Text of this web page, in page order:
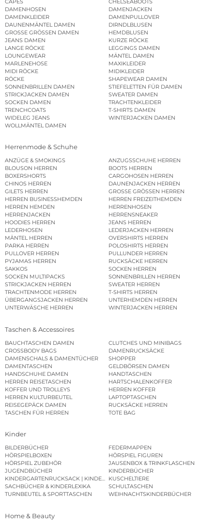
CAPES
CHELSEABOOTS
DAMENHOSEN
DAMENJACKEN
DAMENKLEIDER
DAMENPULLOVER
DAUNENMÄNTEL DAMEN
DIRNDLBLUSEN
GROSSE GRÖSSEN DAMEN
HEMDBLUSEN
JEANS DAMEN
KURZE RÖCKE
LANGE RÖCKE
LEGGINGS DAMEN
LOUNGEWEAR
MÄNTEL DAMEN
MARLENEHOSE
MAXIKLEIDER
MIDI RÖCKE
MIDIKLEIDER
RÖCKE
SHAPEWEAR DAMEN
SONNENBRILLEN DAMEN
STIEFELETTEN FÜR DAMEN
STRICKJACKEN DAMEN
SWEATER DAMEN
SOCKEN DAMEN
TRACHTENKLEIDER
TRENCHCOATS
T-SHIRTS DAMEN
WIDELEG JEANS
WINTERJACKEN DAMEN
WOLLMÄNTEL DAMEN
Herrenmode & Schuhe
ANZÜGE & SMOKINGS
ANZUGSSCHUHE HERREN
BLOUSON HERREN
BOOTS HERREN
BOXERSHORTS
CARGOHOSEN HERREN
CHINOS HERREN
DAUNENJACKEN HERREN
GILETS HERREN
GROSSE GRÖSSEN HERREN
HERREN BUSINESSHEMDEN
HERREN FREIZEITHEMDEN
HERREN HEMDEN
HERRENHOSEN
HERRENJACKEN
HERRENSNEAKER
HOODIES HERREN
JEANS HERREN
LEDERHOSEN
LEDERJACKEN HERREN
MÄNTEL HERREN
OVERSHIRTS HERREN
PARKA HERREN
POLOSHIRTS HERREN
PULLOVER HERREN
PULLUNDER HERREN
PYJAMAS HERREN
RUCKSÄCKE HERREN
SAKKOS
SOCKEN HERREN
SOCKEN MULTIPACKS
SONNENBRILLEN HERREN
STRICKJACKEN HERREN
SWEATER HERREN
TRACHTENMODE HERREN
T-SHIRTS HERREN
ÜBERGANGSJACKEN HERREN
UNTERHEMDEN HERREN
UNTERWÄSCHE HERREN
WINTERJACKEN HERREN
Taschen & Accessoires
BAUCHTASCHEN DAMEN
CLUTCHES UND MINIBAGS
CROSSBODY BAGS
DAMENRUCKSÄCKE
DAMENSCHALS & DAMENTÜCHER
SHOPPER
DAMENTASCHEN
GELDBÖRSEN DAMEN
HANDSCHUHE DAMEN
HANDTASCHEN
HERREN REISETASCHEN
HARTSCHALENKOFFER
KOFFER UND TROLLEYS
HERREN KOFFER
HERREN KULTURBEUTEL
LAPTOPTASCHEN
REISEGEPÄCK DAMEN
RUCKSÄCKE HERREN
TASCHEN FÜR HERREN
TOTE BAG
Kinder
BILDERBÜCHER
FEDERMAPPEN
HÖRSPIELBOXEN
HÖRSPIEL FIGUREN
HÖRSPIEL ZUBEHÖR
JAUSENBOX & TRINKFLASCHEN
JUGENDBÜCHER
KINDERBÜCHER
KINDERGARTENRUCKSACK | KINDERGARTENBEUTEL
KUSCHELTIERE
SACHBÜCHER & KINDERLEXIKA
SCHULTASCHEN
TURNBEUTEL & SPORTTASCHEN
WEIHNACHTSKINDERBÜCHER
Home & Beauty